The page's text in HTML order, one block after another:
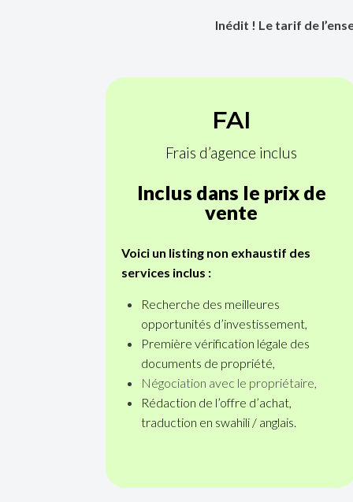
Inédit ! Le tarif de
FAI
Frais d’agence inclus
Inclus dans le prix de
vente
Voici un listing non exhaustif des
services inclus :
Recherche des meilleures
opportunités d’investissement,
Première vérification légale des
documents de propriété,
Négociation avec le propriétaire,
Rédaction de l’offre d’achat,
traduction en swahili / anglais.